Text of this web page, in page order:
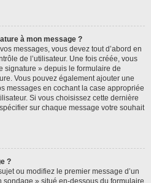
à mon message ?
messages, vous devez tout d’abord en
de l’utilisateur. Une fois créée, vous
signature » depuis le formulaire de
Vous pouvez également ajouter une
messages en cochant la case appropriée
Si vous choisissez cette dernière
sur chaque message votre souhait
?
ou modifiez le premier message d’un
sondage » situé en-dessous du formulaire